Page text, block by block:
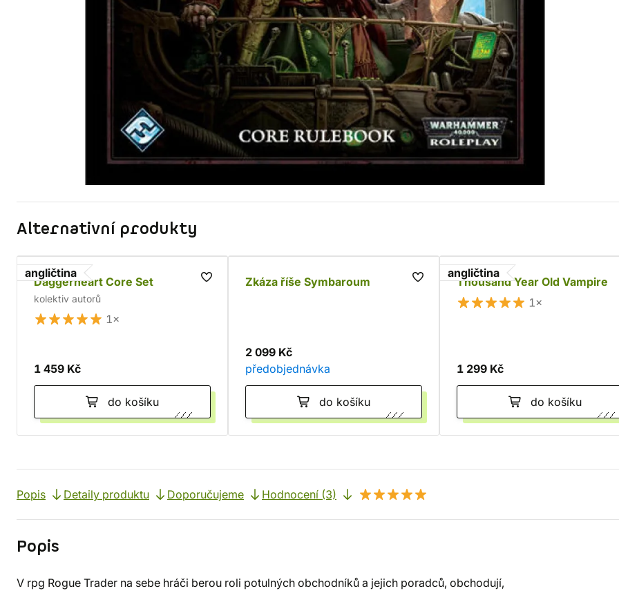
Alternativní produkty
angličtina
Daggerheart Core Set
kolektiv autorů
1×
1 459 Kč
do košíku
Zkáza říše Symbaroum
2 099 Kč
předobjednávka
do košíku
angličtina
Thousand Year Old Vampire
1×
1 299 Kč
do košíku
Popis Detaily produktu Doporučujeme Hodnocení (3)
Popis
V rpg Rogue Trader na sebe hráči berou roli potulných obchodníků a jejich poradců, obchodují,